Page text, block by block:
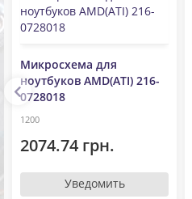
Микросхема для
ноутбуков AMD(ATI) 216-
0728018
1200
2074.74 грн.
Уведомить